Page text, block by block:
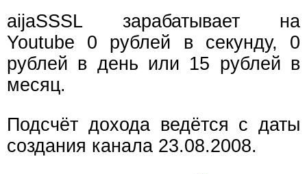
aijaSSSL зарабатывает на
Youtube 0 рублей в секунду, 0
рублей в день или 15 рублей в
месяц.
Подсчёт дохода ведётся с даты
создания канала 23.08.2008.